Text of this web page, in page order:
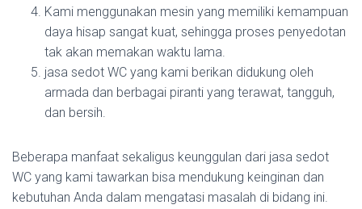
Kami menggunakan mesin yang memiliki kemampuan
daya hisap sangat kuat, sehingga proses penyedotan
tak akan memakan waktu lama.
jasa sedot WC yang kami berikan didukung oleh
armada dan berbagai piranti yang terawat, tangguh,
dan bersih.
Beberapa manfaat sekaligus keunggulan dari jasa sedot
WC yang kami tawarkan bisa mendukung keinginan dan
kebutuhan Anda dalam mengatasi masalah di bidang ini.